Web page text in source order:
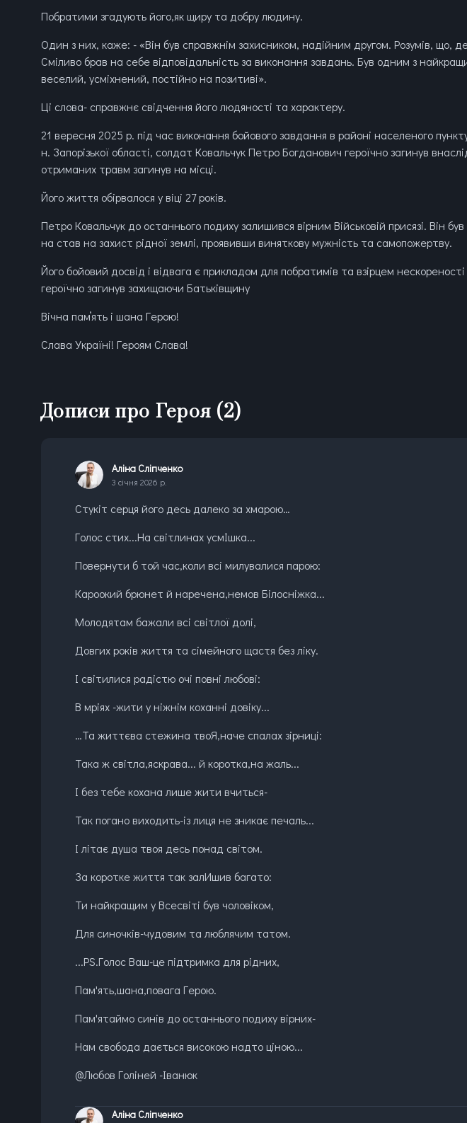
Побратими згадують його,як щиру та добру людину.
Один з них, каже: - «Він був справжнім захисником, надійним другом. Розумів, що,
Сміливо брав на себе відповідальність за виконання завдань. Був одним з
веселий, усміхнений, постійно на позитиві».
Ці слова- справжнє свідчення його людяності та характеру.
21 вересня 2025 р. під час виконання бойового завдання в районі населеного
н. Запорізької області, солдат Ковальчук Петро Богданович героїчно загинув
отриманих травм загинув на місці.
Його життя обірвалося у віці 27 років.
Петро Ковальчук до останнього подиху залишився вірним Військовій присязі. Він
на став на захист рідної землі, проявивши виняткову мужність та самопожертву.
Його бойовий досвід і відвага є прикладом для побратимів та взірцем нескореності
героїчно загинув захищаючи Батьківщину
Вічна памʼять і шана Герою!
Слава Україні! Героям Слава!
Дописи про Героя (2)
Аліна Сліпченко
3 січня 2026 р.
Стукіт серця його десь далеко за хмарою…
Голос стих...На світлинах усмІшка...
Повернути б той час,коли всі милувалися парою:
Кароокий брюнет й наречена,немов Білосніжка...
Молодятам бажали всі світлої долі,
Довгих років життя та сімейного щастя без ліку.
І світилися радістю очі повні любові:
В мріях -жити у ніжнім коханні довіку...
…Та життєва стежина твоЯ,наче спалах зірниці:
Така ж світла,яскрава... й коротка,на жаль...
І без тебе кохана лише жити вчиться-
Так погано виходить-із лиця не зникає печаль...
І літає душа твоя десь понад світом.
За коротке життя так залИшив багато:
Ти найкращим у Всесвіті був чоловіком,
Для синочків-чудовим та люблячим татом.
...РS.Голос Ваш-це підтримка для рідних,
Пам'ять,шана,повага Герою.
Пам'ятаймо синів до останнього подиху вірних-
Нам свобода дається високою надто ціною...
@Любов Голіней -Іванюк
Аліна Сліпченко